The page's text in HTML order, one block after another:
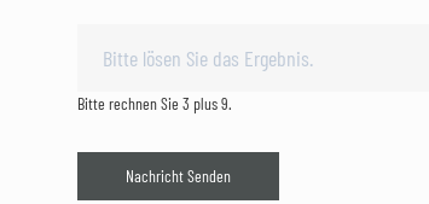
Bitte rechnen Sie 3 plus 9.
Nachricht Senden